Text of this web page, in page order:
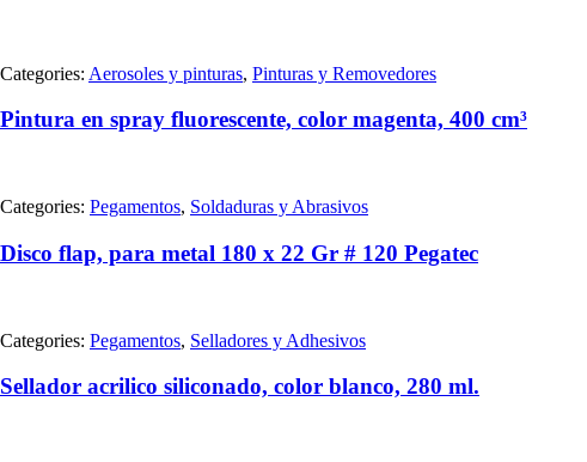
Categories: Aerosoles y pinturas, Pinturas y Removedores
Pintura en spray fluorescente, color magenta, 400 cm³
Categories: Pegamentos, Soldaduras y Abrasivos
Disco flap, para metal 180 x 22 Gr # 120 Pegatec
Categories: Pegamentos, Selladores y Adhesivos
Sellador acrilico siliconado, color blanco, 280 ml.